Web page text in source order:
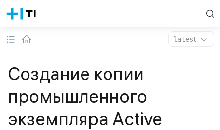
latest
Создание копии
промышленного
экземпляра Active